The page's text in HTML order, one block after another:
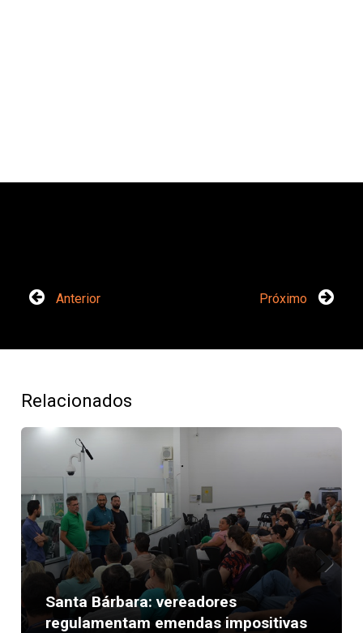
Anterior Próximo
Relacionados
Santa Bárbara: vereadores
regulamentam emendas impositivas